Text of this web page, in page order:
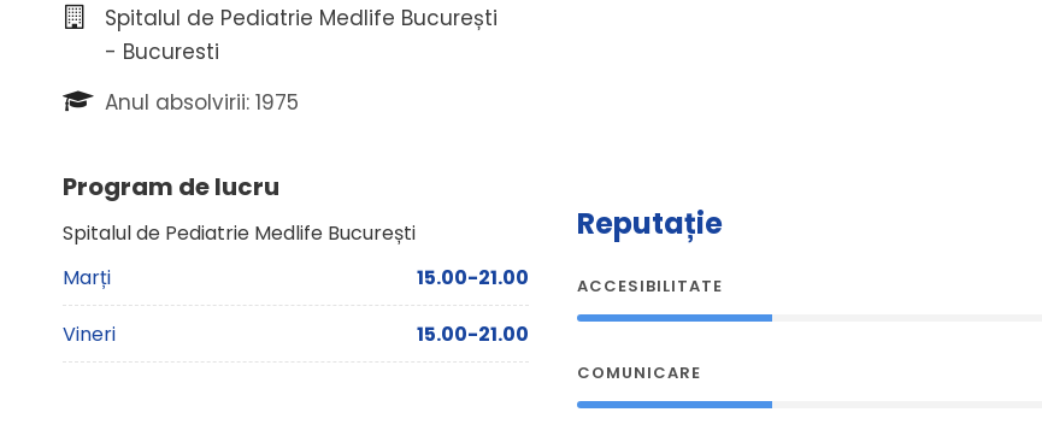
Spitalul de Pediatrie Medlife București
- Bucuresti
Anul absolvirii: 1975
Program de lucru
Spitalul de Pediatrie Medlife București
Marți
15.00-21.00
Vineri 15.00-21.00
Reputație
ACCESIBILITATE
COMUNICARE